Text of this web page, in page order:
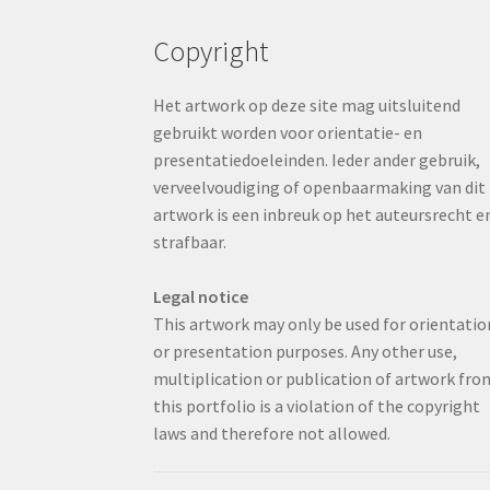
Copyright
Het artwork op deze site mag uitsluitend
gebruikt worden voor orientatie- en
presentatiedoeleinden. Ieder ander gebruik,
verveelvoudiging of openbaarmaking van dit
artwork is een inbreuk op het auteursrecht
strafbaar.
Legal notice
This artwork may only be used for
or presentation purposes. Any other use,
multiplication or publication of artwork
this portfolio is a violation of the copyright
laws and therefore not allowed.